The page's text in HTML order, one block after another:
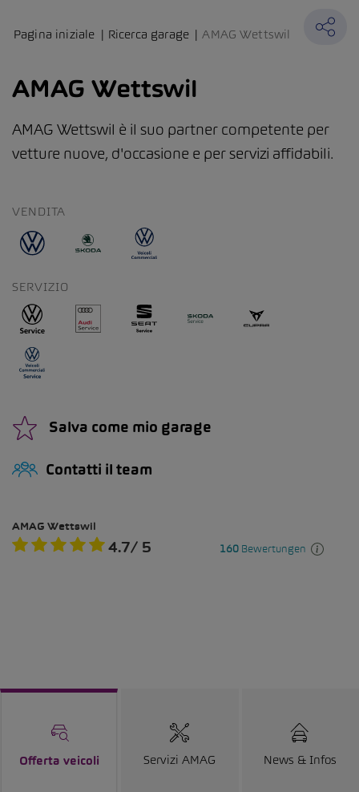
Pagina iniziale Ricerca garage AMAG Wettswil
AMAG Wettswil
AMAG Wettswil è il suo partner competente per
vetture nuove, d'occasione e per servizi affidabili.
VENDITA
SERVIZIO
Salva come mio garage
Contatti il team
Offerta veicoli Servizi AMAG News & Infos